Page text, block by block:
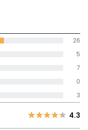
bereikt
beoordelingen,
4.3
3
0
7
5
26
4.3